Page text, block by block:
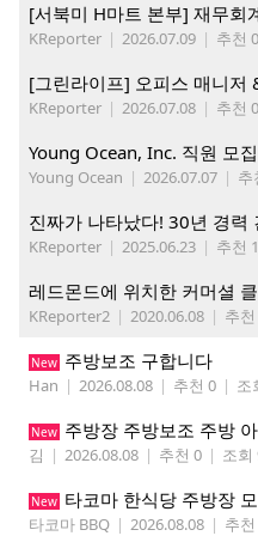
KReporter | 2026.07.09 | 추천 0
KReporter | 2026.07.08 | 추천 0
Young Ocean, Inc. 직원 모
Young Ocean | 2026.07.07 | 추
KReporter | 2025.06.23 | 추천 1
KReporter2 | 2020.06.08 | 추
New 주방보조 구합니다
Han | 2026.08.08 | 추천 0 | 조
New 주방장 주방보조 주방
김 | 2026.08.08 | 추천 0 | 조회
New 타코마 한식당 주방장
타코마 BBQ | 2026.08.08 | 추